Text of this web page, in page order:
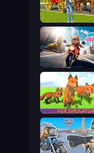
Cat Life Simulator
Fox Simulator 3D